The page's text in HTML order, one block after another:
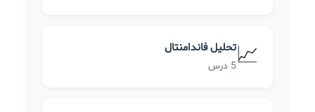
📈تحلیل فاندامنتال
5 درس